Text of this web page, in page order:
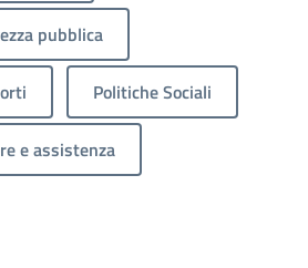
pubblica
Politiche Sociali
e assistenza